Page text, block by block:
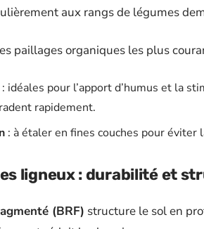
aux rangs de légumes
paillages organiques les plus
: idéales pour l’apport d’humus et la
rapidement.
: à étaler en fines couches pour
ligneux : durabilité et
(BRF) structure le sol en